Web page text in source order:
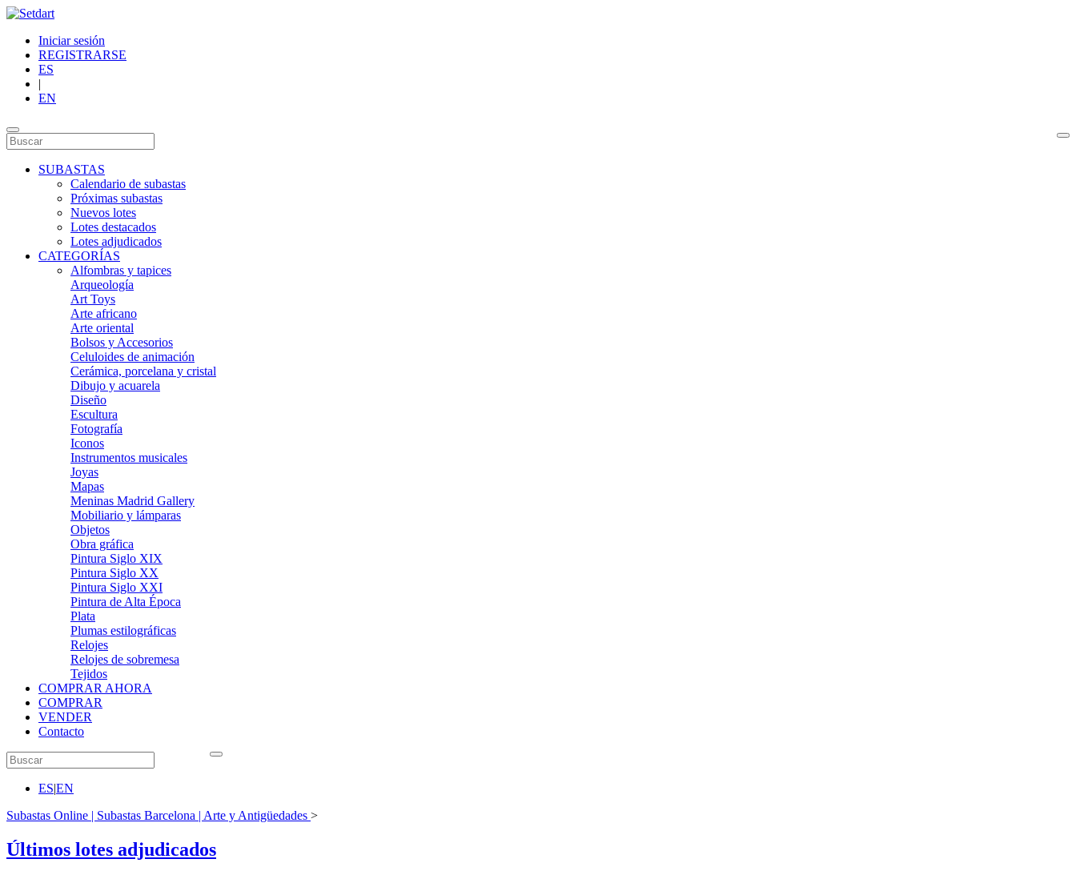
Iniciar sesión
REGISTRARSE
ES
|
EN
SUBASTAS
Calendario de subastas
Próximas subastas
Nuevos lotes
Lotes destacados
Lotes adjudicados
CATEGORÍAS
Alfombras y tapices
Arqueología
Art Toys
Arte africano
Arte oriental
Bolsos y Accesorios
Celuloides de animación
Cerámica, porcelana y cristal
Dibujo y acuarela
Diseño
Escultura
Fotografía
Iconos
Instrumentos musicales
Joyas
Mapas
Meninas Madrid Gallery
Mobiliario y lámparas
Objetos
Obra gráfica
Pintura Siglo XIX
Pintura Siglo XX
Pintura Siglo XXI
Pintura de Alta Época
Plata
Plumas estilográficas
Relojes
Relojes de sobremesa
Tejidos
COMPRAR AHORA
COMPRAR
VENDER
Contacto
ES|EN
Subastas Online | Subastas Barcelona | Arte y Antigüedades >
Últimos lotes adjudicados